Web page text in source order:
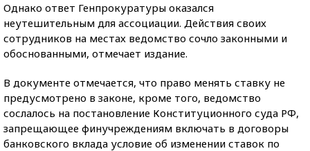
Однако ответ Генпрокуратуры оказался
неутешительным для ассоциации. Действия своих
сотрудников на местах ведомство сочло законными и
обоснованными, отмечает издание.
В документе отмечается, что право менять ставку не
предусмотрено в законе, кроме того, ведомство
сослалось на постановление Конституционного суда РФ,
запрещающее финучреждениям включать в договоры
банковского вклада условие об изменении ставок по